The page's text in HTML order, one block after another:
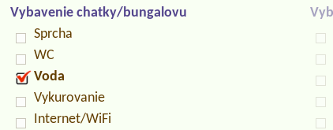
Vybavenie chatky/bungalovu
Sprcha
WC
Voda
Vykurovanie
Internet/WiFi